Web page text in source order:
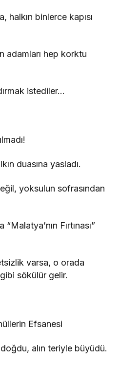
halkın binlerce kapısı
adamları hep korktu
istediler…
duasına yasladı.
yoksulun sofrasından
Fırtınası”
varsa, o orada
sökülür gelir.
Efsanesi
alın teriyle büyüdü.